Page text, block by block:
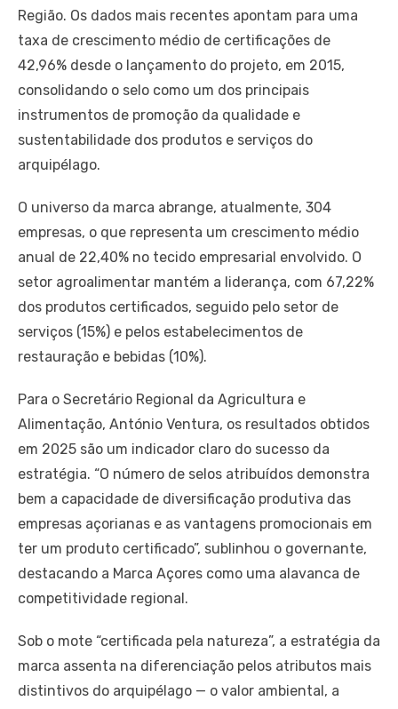
Região. Os dados mais recentes apontam para uma
taxa de crescimento médio de certificações de
42,96% desde o lançamento do projeto, em 2015,
consolidando o selo como um dos principais
instrumentos de promoção da qualidade e
sustentabilidade dos produtos e serviços do
arquipélago.
O universo da marca abrange, atualmente, 304
empresas, o que representa um crescimento médio
anual de 22,40% no tecido empresarial envolvido. O
setor agroalimentar mantém a liderança, com 67,22%
dos produtos certificados, seguido pelo setor de
serviços (15%) e pelos estabelecimentos de
restauração e bebidas (10%).
Para o Secretário Regional da Agricultura e
Alimentação, António Ventura, os resultados obtidos
em 2025 são um indicador claro do sucesso da
estratégia. “O número de selos atribuídos demonstra
bem a capacidade de diversificação produtiva das
empresas açorianas e as vantagens promocionais em
ter um produto certificado”, sublinhou o governante,
destacando a Marca Açores como uma alavanca de
competitividade regional.
Sob o mote “certificada pela natureza”, a estratégia da
marca assenta na diferenciação pelos atributos mais
distintivos do arquipélago — o valor ambiental, a